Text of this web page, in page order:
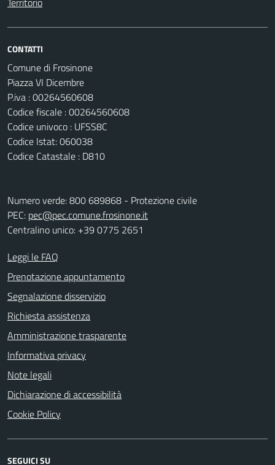
CONTATTI
Comune di Frosinone
Piazza VI Dicembre
P.iva : 00264560608
Codice fiscale : 00264560608
Codice univoco : UFSS8C
Codice Istat: 060038
Codice Catastale : D810
Numero verde: 800 689868 - Protezione civile
PEC: pec@pec.comune.frosinone.it
Centralino unico: +39 0775 2651
Leggi le FAQ
Prenotazione appuntamento
Segnalazione disservizio
Richiesta assistenza
Amministrazione trasparente
Informativa privacy
Note legali
Dichiarazione di accessibilità
Cookie Policy
SEGUICI SU